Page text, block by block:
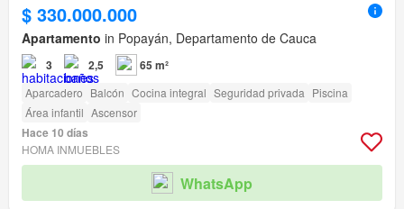
$ 330.000.000
Apartamento in Popayán, Departamento de Cauca
3 2,5 65 m²
Aparcadero Balcón Cocina integral Seguridad privada Piscina
Área infantil Ascensor
Hace 10 días
HOMA INMUEBLES
WhatsApp